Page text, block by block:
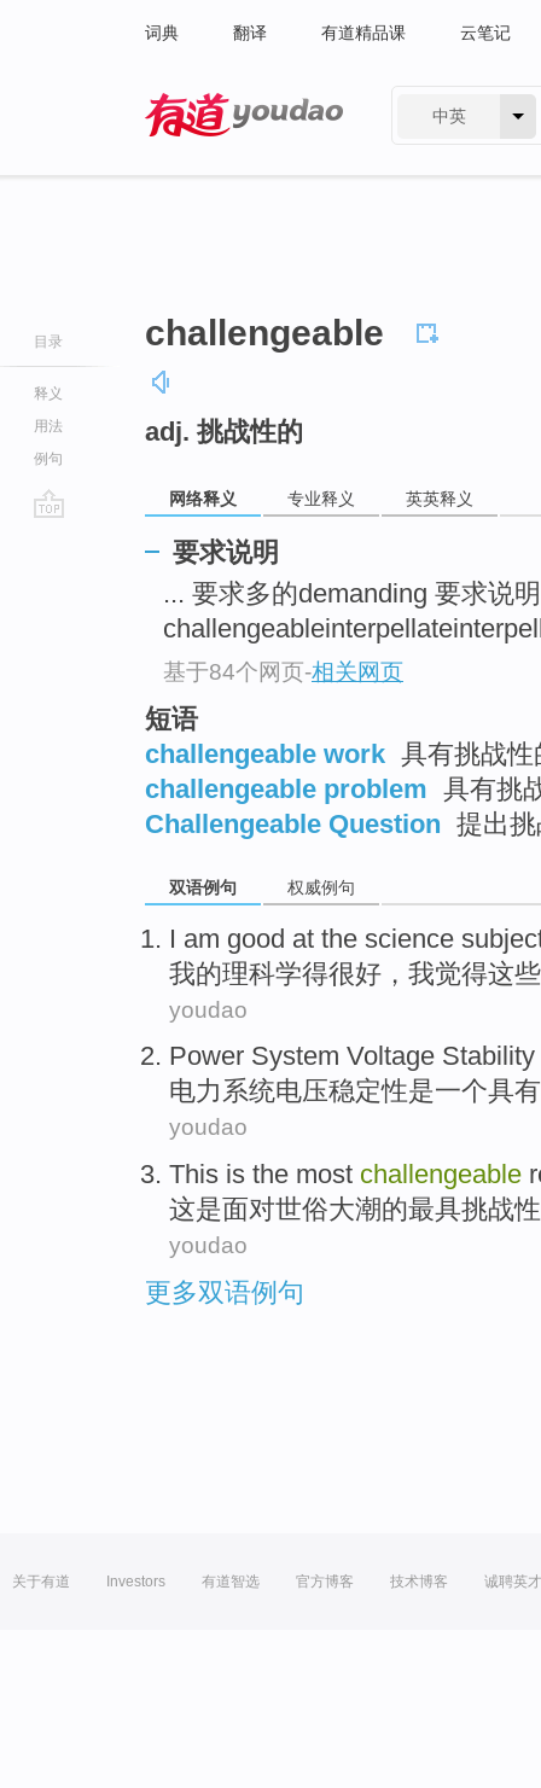
词典 翻译 有道精品课 云笔记
中英
目录
释义
用法
例句
challengeable
adj. 挑战性的
网络释义 专业释义 英英释义
要求说明
... 要求多的demanding 要求说明
基于84个网页-相关网页
短语
challengeable work 具有挑战性
challengeable problem 具有挑
Challengeable Question 提出
双语例句 权威例句
I am good at the science
我的理科学得很好 ，我觉得这些
youdao
Power System Voltage Stability
电力 系统电压稳定性是一个具
youdao
This is the most challengeable
这是面对世俗大潮的最具挑战性
youdao
更多双语例句
关于有道 Investors 有道智选 官方博客 技术博客 诚聘英才